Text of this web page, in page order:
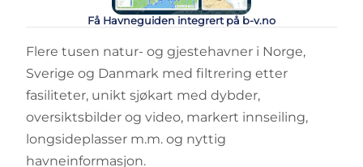
Få Havneguiden integrert på b-v.no
Flere tusen natur- og gjestehavner i Norge,
Sverige og Danmark med filtrering etter
fasiliteter, unikt sjøkart med dybder,
oversiktsbilder og video, markert innseiling,
longsideplasser m.m. og nyttig
havneinformasjon.